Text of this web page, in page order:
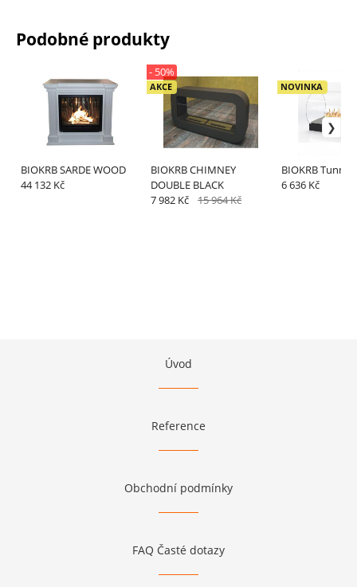
Podobné produkty
BIOKRB SARDE WOOD
44 132 Kč
BIOKRB CHIMNEY
DOUBLE BLACK
AKCE
- 50%
7 982 Kč 15 964 Kč
BIOKRB Tunnel
NOVINKA
6 636 Kč
Úvod
Reference
Obchodní podmínky
FAQ Časté dotazy